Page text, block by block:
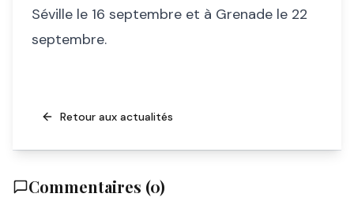
Séville le 16 septembre et à Grenade le 22
septembre.
Retour aux actualités
Commentaires (0)